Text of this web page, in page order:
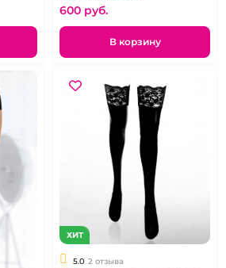
600 pуб.
В корзину
ХИТ
5.0 2 отзыва